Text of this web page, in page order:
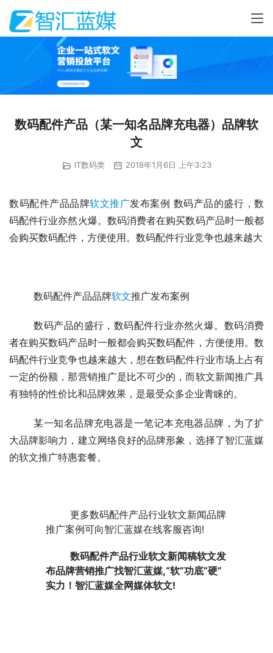
数码配件产品（某一知名品牌充电器）品牌软
文
IT数码类 2018年1月6日 上午3:23
数码配件产品品牌软文推广发布案例 数码产品的盛行，数
码配件行业亦然火爆。数码消费者在购买数码产品时一般都
会购买数码配件，方便使用。数码配件行业竞争也越来越大
	数码配件产品品牌
软文推广发布案例
	数码产品的盛行，数码配件行业亦然火爆。数码消费
者在购买数码产品时一般都会购买数码配件，方便使用。数
码配件行业竞争也越来越大，想在数码配件行业市场上占有
一定的份额，那营销推广是比不可少的，而软文新闻推广具
有独特的性价比和品牌效果，是最受众多企业青睐的。
	某一知名品牌充电器是一笔记本充电器品牌，为了扩
大品牌影响力，建立网络良好的品牌形象，选择了智汇蓝媒
的软文推广特惠套餐。
推广案例可向智汇蓝媒在线客服咨询!
数码配件产品行业软文新闻稿软文发
布品牌营销推广找智汇蓝媒,“软”功底“硬”
实力！智汇蓝媒全网媒体软文!